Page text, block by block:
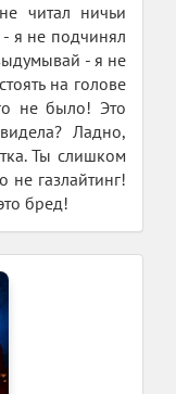
читал ничьи
я не подчинял
- я не
на голове
не было! Это
Ладно,
Ты слишком
не газлайтинг!
бред!